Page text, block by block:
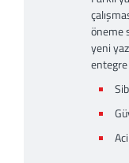
öneme
yeni
entegre